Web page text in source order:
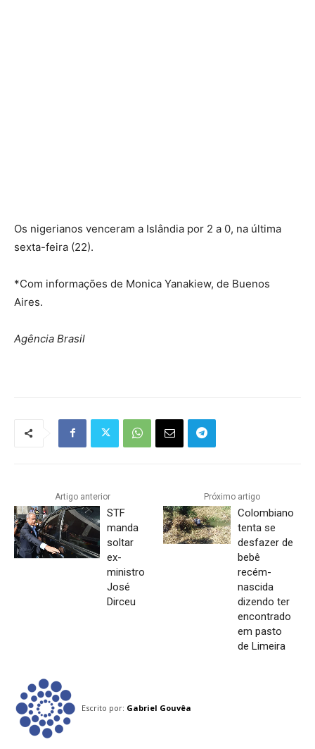
Os nigerianos venceram a Islândia por 2 a 0, na última
sexta-feira (22).
*Com informações de Monica Yanakiew, de Buenos
Aires.
Agência Brasil
Artigo anterior
STF
manda
soltar
ex-
ministro
José
Dirceu
Próximo artigo
Colombiano
tenta se
desfazer de
bebê
recém-
nascida
dizendo ter
encontrado
em pasto
de Limeira
Escrito por: Gabriel Gouvêa